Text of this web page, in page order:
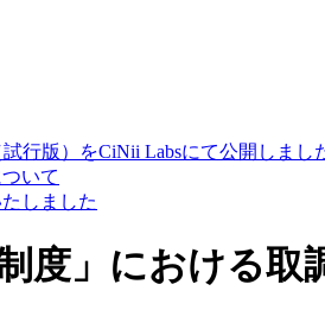
行版）をCiNii Labsにて公開しまし
いて
しました
度」における